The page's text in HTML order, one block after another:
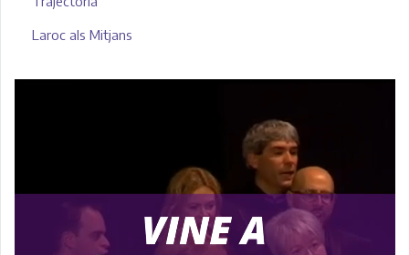
Laroc als Mitjans